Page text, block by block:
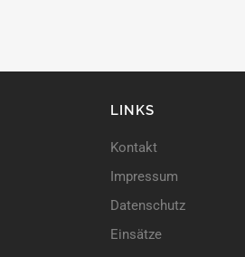
LINKS
Kontakt
Impressum
Datenschutz
Einsätze